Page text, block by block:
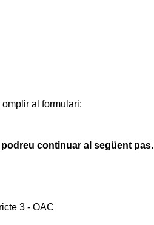
al formulari:
continuar al següent pas.
3 - OAC